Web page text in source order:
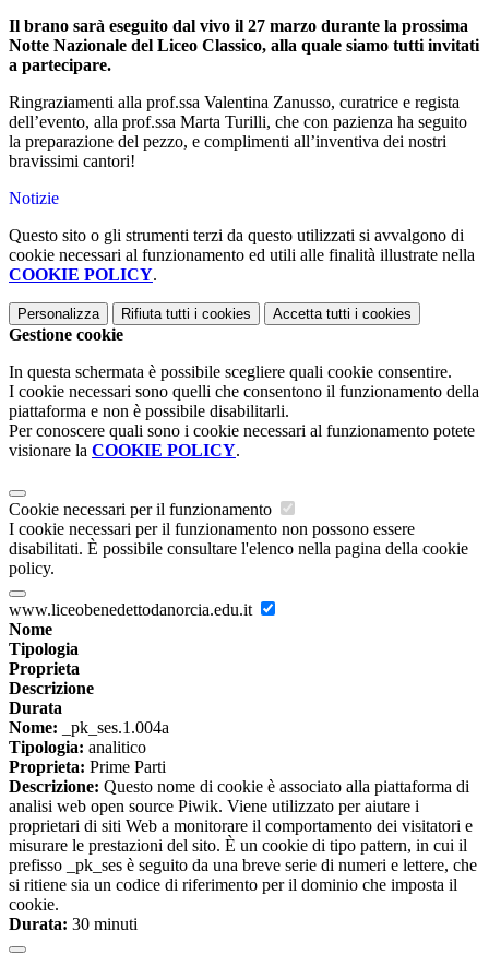
Il brano sarà eseguito dal vivo il 27 marzo durante la prossima
Notte Nazionale del Liceo Classico, alla quale siamo tutti invitati
a partecipare.
Ringraziamenti alla prof.ssa Valentina Zanusso, curatrice e regista
dell’evento, alla prof.ssa Marta Turilli, che con pazienza ha seguito
la preparazione del pezzo, e complimenti all’inventiva dei nostri
bravissimi cantori!
Notizie
Questo sito o gli strumenti terzi da questo utilizzati si avvalgono di
cookie necessari al funzionamento ed utili alle finalità illustrate nella
COOKIE POLICY.
Personalizza Rifiuta tutti i cookies Accetta tutti i cookies
Gestione cookie
In questa schermata è possibile scegliere quali cookie consentire.
I cookie necessari sono quelli che consentono il funzionamento della
piattaforma e non è possibile disabilitarli.
Per conoscere quali sono i cookie necessari al funzionamento potete
visionare la COOKIE POLICY.
Cookie necessari per il funzionamento
I cookie necessari per il funzionamento non possono essere
disabilitati. È possibile consultare l'elenco nella pagina della cookie
policy.
www.liceobenedettodanorcia.edu.it
Nome
Tipologia
Proprieta
Descrizione
Durata
Nome: _pk_ses.1.004a
Tipologia: analitico
Proprieta: Prime Parti
Descrizione: Questo nome di cookie è associato alla piattaforma di
analisi web open source Piwik. Viene utilizzato per aiutare i
proprietari di siti Web a monitorare il comportamento dei visitatori e
misurare le prestazioni del sito. È un cookie di tipo pattern, in cui il
prefisso _pk_ses è seguito da una breve serie di numeri e lettere, che
si ritiene sia un codice di riferimento per il dominio che imposta il
cookie.
Durata: 30 minuti